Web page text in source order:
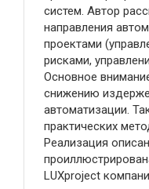
систем. Автор
направления
проектами
рисками,
Основное
снижению
автоматизации.
практических
Реализация
LUXproject